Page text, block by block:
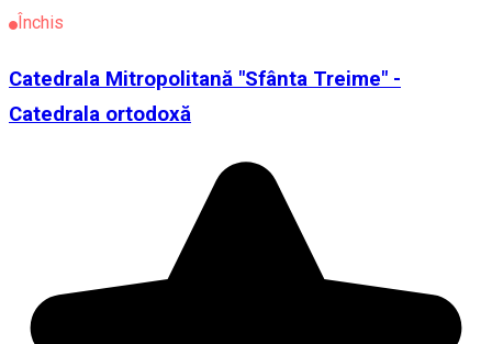
Închis
Catedrala Mitropolitană "Sfânta Treime" -
Catedrala ortodoxă